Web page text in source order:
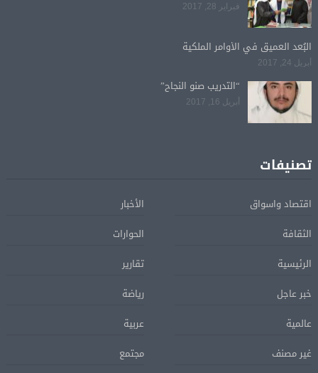
فبراير 28, 2017
البُعد العميق في الأوامر الملكية
أبريل 24, 2017
“التدريب صنو النجاح”
أبريل 16, 2017
تصنيفات
اقتصاد واسواق
الأخبار
الثقافة
الحوارات
الرئيسية
تقارير
خبر عاجل
رياضة
عالمية
عربية
غير مصنف
مجتمع